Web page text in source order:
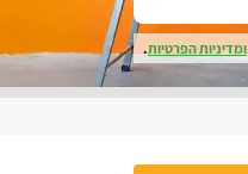
ומדיניות הפרטיות.